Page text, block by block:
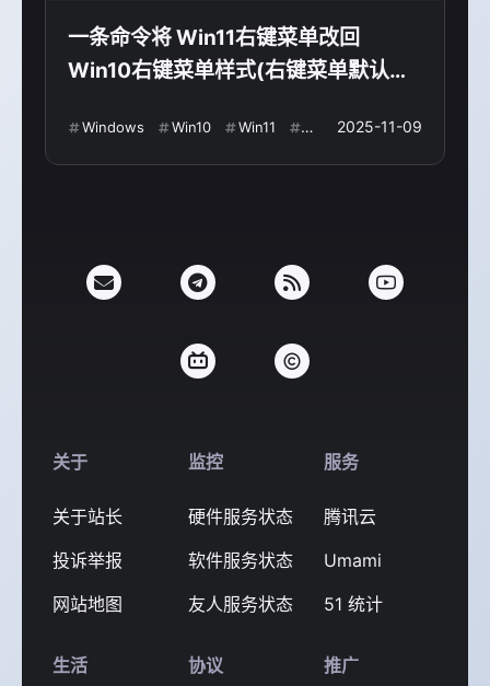
一条命令将 Win11右键菜单改回
Win10右键菜单样式(右键菜单默认展
Windows Win10 Win11 右键 2025-11-09
关于
关于站长
投诉举报
网站地图
监控
硬件服务状态
软件服务状态
友人服务状态
服务
腾讯云
Umami
51 统计
生活 协议 推广